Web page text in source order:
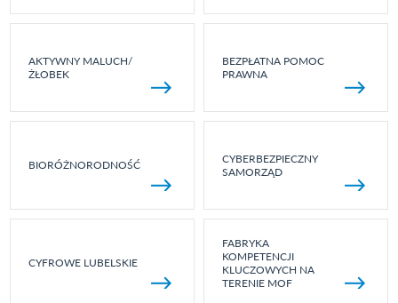
AKTYWNY MALUCH/
ŻŁOBEK
BEZPŁATNA POMOC
PRAWNA
BIORÓŻNORODNOŚĆ
CYBERBEZPIECZNY
SAMORZĄD
CYFROWE LUBELSKIE
FABRYKA
KOMPETENCJI
KLUCZOWYCH NA
TERENIE MOF